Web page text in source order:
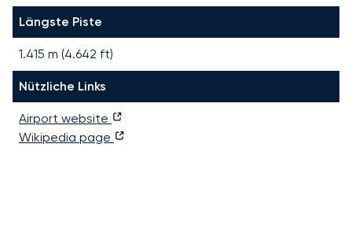
Längste Piste
1.415 m (4.642 ft)
Nützliche Links
Airport website
Wikipedia page